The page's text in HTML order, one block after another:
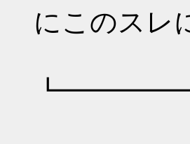
にこのスレ